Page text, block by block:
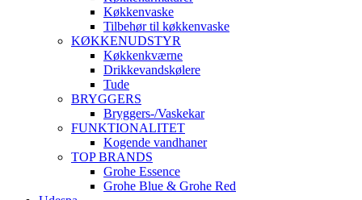
Køkkenvaske
Tilbehør til køkkenvaske
KØKKENUDSTYR
Køkkenkværne
Drikkevandskølere
Tude
BRYGGERS
Bryggers-/Vaskekar
FUNKTIONALITET
Kogende vandhaner
TOP BRANDS
Grohe Essence
Grohe Blue & Grohe Red